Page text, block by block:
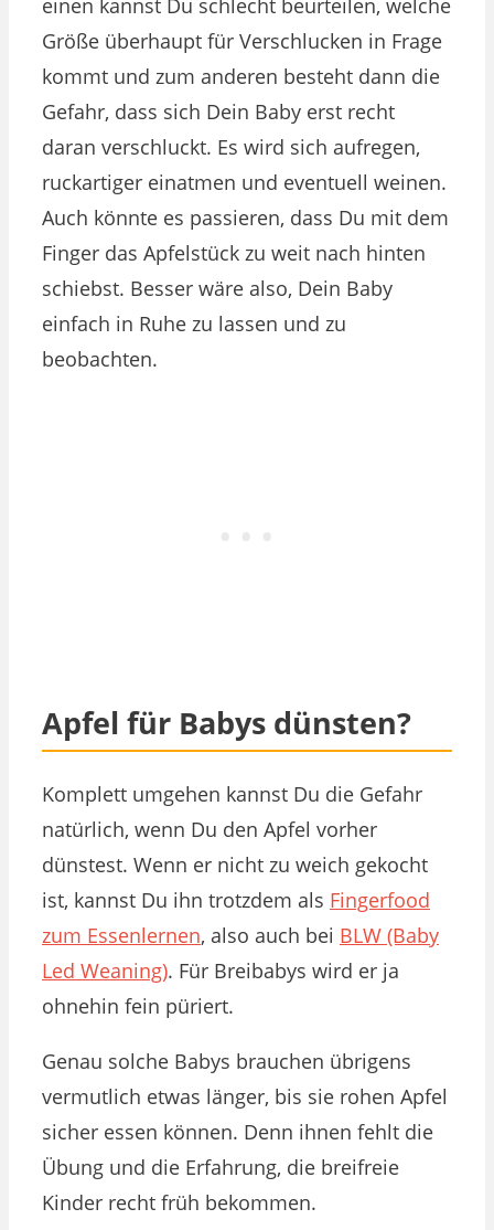
Größe überhaupt für Verschlucken in Frage
kommt und zum anderen besteht dann die
Gefahr, dass sich Dein Baby erst recht
daran verschluckt. Es wird sich aufregen,
ruckartiger einatmen und eventuell weinen.
Auch könnte es passieren, dass Du mit dem
Finger das Apfelstück zu weit nach hinten
schiebst. Besser wäre also, Dein Baby
einfach in Ruhe zu lassen und zu
beobachten.
Apfel für Babys dünsten?
Komplett umgehen kannst Du die Gefahr
natürlich, wenn Du den Apfel vorher
dünstest. Wenn er nicht zu weich gekocht
ist, kannst Du ihn trotzdem als Fingerfood
zum Essenlernen, also auch bei BLW (Baby
Led Weaning). Für Breibabys wird er ja
ohnehin fein püriert.
Genau solche Babys brauchen übrigens
vermutlich etwas länger, bis sie rohen Apfel
sicher essen können. Denn ihnen fehlt die
Übung und die Erfahrung, die breifreie
Kinder recht früh bekommen.